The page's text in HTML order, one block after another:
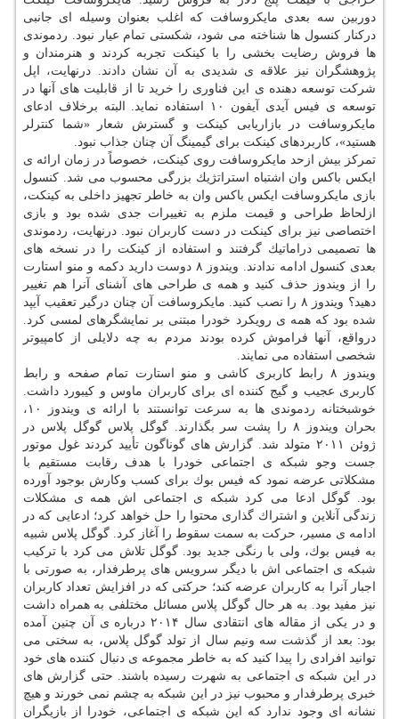
دوربین سه بعدی مایكروسافت كه اغلب بعنوان وسیله ای جانبی
دركنار كنسول ها شناخته می شود، شكستی تمام عیار نبود. ردموندی
ها فروش رضایت بخشی را با كینكت تجربه كردند و هنرمندان و
پژوهشگران نیز علاقه ی شدیدی به آن نشان دادند. درنهایت، اپل
شركت توسعه دهنده ی این فناوری را خرید تا از قابلیت های آنها در
توسعه ی فیس آیدی آیفون ۱۰ استفاده نماید. البته برخلاف ادعای
مایكروسافت در بازاریابی كینكت و گسترش شعار «شما كنترلر
هستید»، كاربردهای كینكت برای گیمینگ آن چنان جذاب نبود.
تمركز بیش ازحد مایكروسافت روی كینكت، خصوصاً در زمان ارائه ی
ایكس باكس وان اشتباه استراتژیك بزرگی محسوب می شد. كنسول
بازی مایكروسافت ایكس باكس وان به خاطر تجهیز داخلی به كینكت،
ازلحاظ طراحی و قیمت ملزم به تغییرات جدی شده بود و بازی
اختصاصی نیز برای كینكت در دست كاربران نبود. درنهایت، ردموندی
ها تصمیمی دراماتیك گرفتند و استفاده از كینكت را در نسخه های
بعدی كنسول ادامه ندادند. ویندوز ۸ دوست دارید دكمه و منو استارت
را از ویندوز حذف كنید و همه ی طراحی های آشنای آنرا هم تغییر
دهید؟ ویندوز ۸ را نصب كنید. مایكروسافت آن چنان درگیر تعقیب آیپد
شده بود كه همه ی رویكرد خودرا مبتنی بر نمایشگرهای لمسی كرد.
درواقع، آنها فراموش كرده بودند مردم به چه دلایلی از كامپیوتر
شخصی استفاده می نمایند.
ویندوز ۸ رابط كاربری كاشی و منو استارت تمام صفحه و رابط
كاربری عجیب و گیج كننده ای برای كاربران ماوس و كیبورد داشت.
خوشبختانه ردموندی ها به سرعت توانستند با ارائه ی ویندوز ۱۰،
بحران ویندوز ۸ را پشت سر بگذارند. گوگل پلاس گوگل پلاس در
ژوئن ۲۰۱۱ متولد شد. گزارش های گوناگون تأیید كردند غول موتور
جست وجو شبكه ی اجتماعی خودرا با هدف رقابت مستقیم با
مشكلاتی عرضه نمود كه فیس بوك برای كسب وكارش بوجود آورده
بود. گوگل ادعا می كرد شبكه ی اجتماعی اش همه ی مشكلات
زندگی آنلاین و اشتراك گذاری محتوا را حل خواهد كرد؛ ادعایی كه در
ادامه ی مسیر، حركت به سمت سقوط را آغاز كرد. گوگل پلاس شبیه
به فیس بوك، ولی با رنگی جدید بود. گوگل تلاش می كرد با تركیب
شبكه ی اجتماعی اش با دیگر سرویس های پرطرفدار، به صورتی با
اجبار آنرا به كاربران عرضه كند؛ حركتی كه در افزایش تعداد كاربران
نیز مفید بود. به هر حال گوگل پلاس مسائل مختلفی به همراه داشت
و در یكی از مقاله های انتقادی سال ۲۰۱۴ درباره ی آن چنین آمده
بود: بعد از گذشت سه ونیم سال از تولد گوگل پلاس، به سختی می
توانید افرادی را پیدا كنید كه به خاطر مجموعه ی دنبال كننده های خود
در این شبكه ی اجتماعی به شهرت رسیده باشند. حتی گزارش های
خبری پرطرفدار و محبوب نیز در این شبكه به چشم نمی خورند و هیچ
نشانه ای وجود ندارد كه این شبكه ی اجتماعی، خودرا از بازیگران